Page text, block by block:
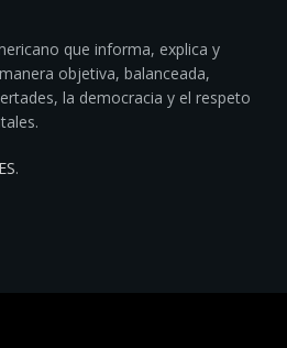
que informa, explica y
objetiva, balanceada,
la democracia y el respeto
.